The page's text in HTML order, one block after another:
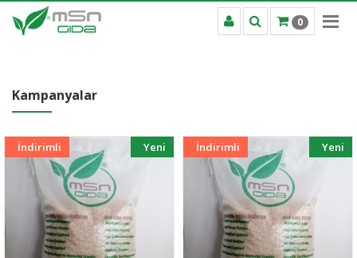
0
Kampanyalar
İndirimli Yeni İndirimli Yeni